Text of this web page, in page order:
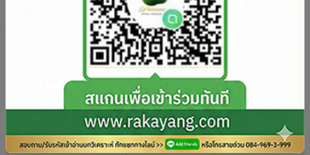
วิธีสมัคร SMS รับราคายาง (ทุกเครือข่าย)
พิมพ์รหัสเว้นวรรค 1 ครั้งส่งมาที่ 4230201
AIS / 1-2-call True-H / DTAC
ครบทุกราคา + วิเคราะห์
(ราคา ต่างประเทศ และ ในประเทศ
รหัสเดียวครบ)
รหัส R R2
R R4
R R11
R4
(เฉพาะ) ระบบ Dtac กด
รหัส R11 เท่านั้น